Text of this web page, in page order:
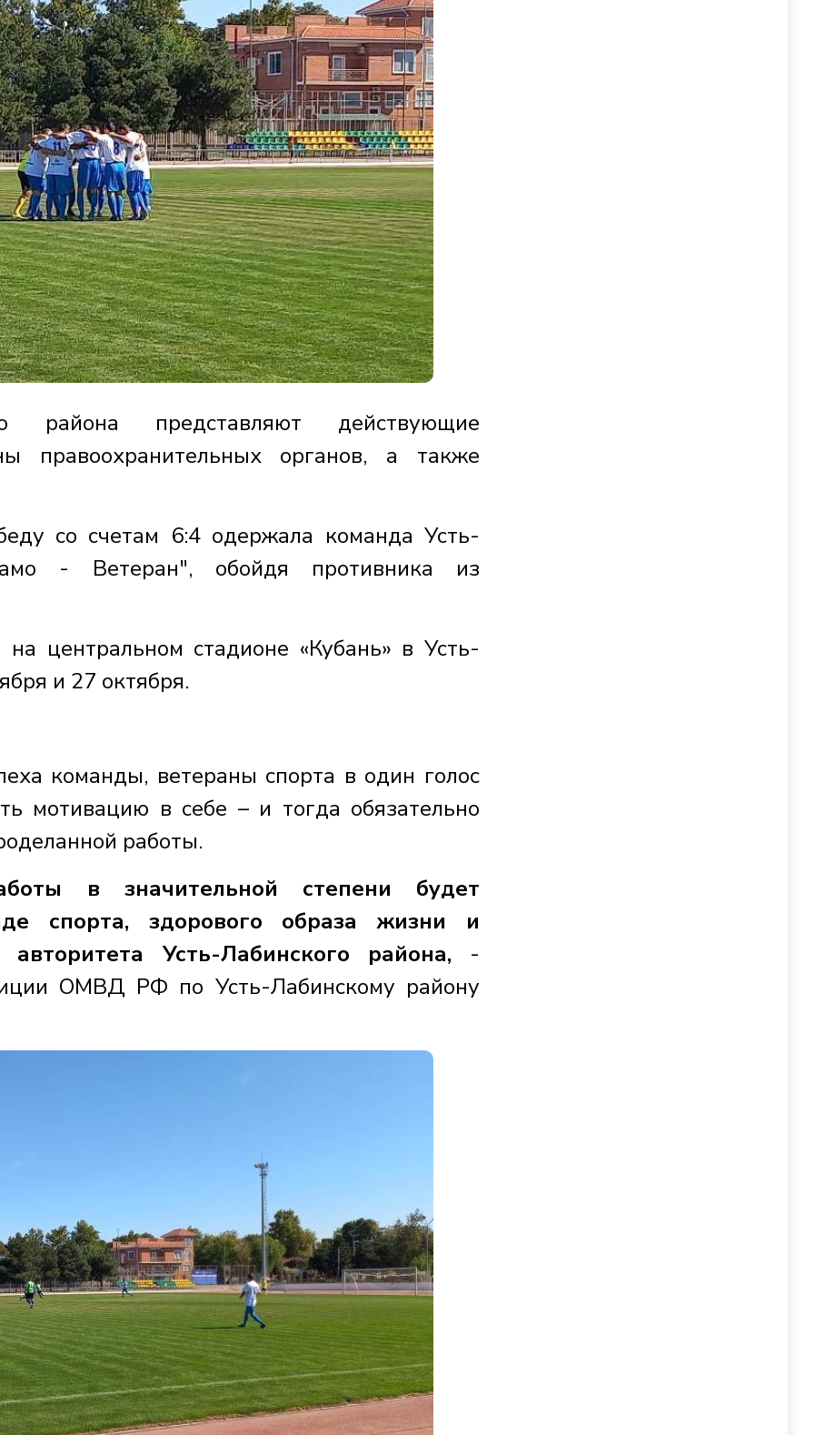
района представляют действующие
правоохранительных органов, а также
со счетам 6:4 одержала команда Усть-
- Ветеран", обойдя противника из
центральном стадионе «Кубань» в Усть-
и 27 октября.
команды, ветераны спорта в один голос
мотивацию в себе – и тогда обязательно
работы.
в значительной степени будет
спорта, здорового образа жизни и
Усть-Лабинского района, -
ОМВД РФ по Усть-Лабинскому району